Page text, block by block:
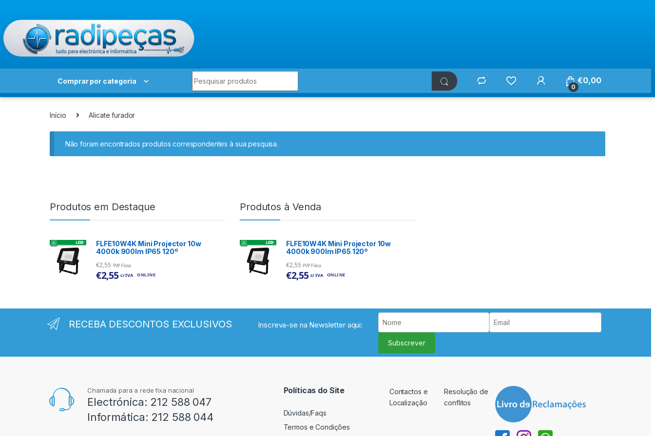
Comprar por categoria
0
€0,00
Início Alicate furador
Não foram encontrados produtos correspondentes à sua pesquisa.
Produtos em Destaque
FLFE10W4K Mini Projector 10w
4000k 900lm IP65 120º
€2,55 PVP Física
€2,55 c/ IVA ONLINE
Produtos à Venda
FLFE10W4K Mini Projector 10w
4000k 900lm IP65 120º
€2,55 PVP Física
€2,55 c/ IVA ONLINE
RECEBA DESCONTOS EXCLUSIVOS Inscreva-se na Newsletter aqui:
Subscrever
Chamada para a rede fixa nacional
Electrónica: 212 588 047
Informática: 212 588 044
Políticas do Site
Dúvidas/Faqs
Termos e Condições
Contactos e
Localização
Resolução de
conflitos